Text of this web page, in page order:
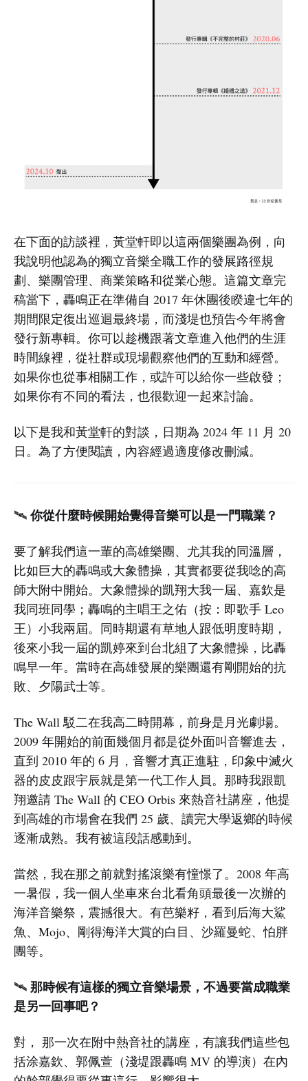
在下面的訪談裡，黃堂軒即以這兩個樂團為例，向
我說明他認為的獨立音樂全職工作的發展路徑規
劃、樂團管理、商業策略和從業心態。這篇文章完
稿當下，轟鳴正在準備自 2017 年休團後睽違七年的
期間限定復出巡迴最終場，而淺堤也預告今年將會
發行新專輯。你可以趁機跟著文章進入他們的生涯
時間線裡，從社群或現場觀察他們的互動和經營。
如果你也從事相關工作，或許可以給你一些啟發；
如果你有不同的看法，也很歡迎一起來討論。
以下是我和黃堂軒的對談，日期為 2024 年 11 月 20
日。為了方便閱讀，內容經過適度修改刪減。
🛰️你從什麼時候開始覺得音樂可以是一門職業？
要了解我們這一輩的高雄樂團、尤其我的同溫層，
比如巨大的轟鳴或大象體操，其實都要從我唸的高
師大附中開始。大象體操的凱翔大我一屆、嘉欽是
我同班同學；轟鳴的主唱王之佑（按：即歌手 Leo
王）小我兩屆。同時期還有草地人跟低明度時期，
後來小我一屆的凱婷來到台北組了大象體操，比轟
鳴早一年。當時在高雄發展的樂團還有剛開始的抗
敗、夕陽武士等。
The Wall 駁二在我高二時開幕，前身是月光劇場。
2009 年開始的前面幾個月都是從外面叫音響進去，
直到 2010 年的 6 月，音響才真正進駐，印象中滅火
器的皮皮跟宇辰就是第一代工作人員。那時我跟凱
翔邀請 The Wall 的 CEO Orbis 來熱音社講座，他提
到高雄的市場會在我們 25 歲、讀完大學返鄉的時候
逐漸成熟。我有被這段話感動到。
當然，我在那之前就對搖滾樂有憧憬了。2008 年高
一暑假，我一個人坐車來台北看角頭最後一次辦的
海洋音樂祭，震撼很大。有芭樂籽，看到后海大鯊
魚、Mojo、剛得海洋大賞的白目、沙羅曼蛇、怕胖
團等。
🛰️ 那時候有這樣的獨立音樂場景，不過要當成職業
是另一回事吧？
對， 那一次在附中熱音社的講座，有讓我們這些包
括涂嘉欽、郭佩萱（淺堤跟轟鳴 MV 的導演）在內